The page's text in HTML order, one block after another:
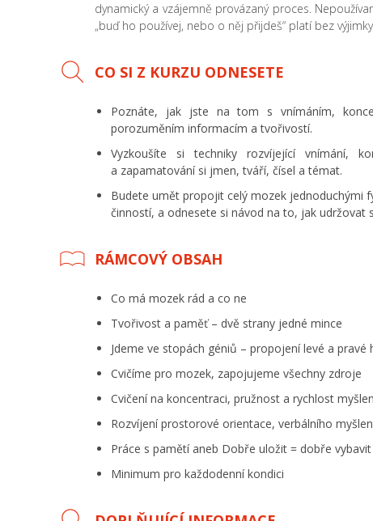
dynamický a vzájemně provázaný proces.
„buď ho používej, nebo o něj přijdeš“ platí bez
CO SI Z KURZU ODNESETE
Poznáte, jak jste na tom s vnímáním,
porozuměním informacím a tvořivostí.
Vyzkoušíte si techniky rozvíjející vnímání,
a zapamatování si jmen, tváří, čísel a témat.
Budete umět propojit celý mozek jednoduchými
činností, a odnesete si návod na to, jak udržovat
RÁMCOVÝ OBSAH
Co má mozek rád a co ne
Tvořivost a paměť – dvě strany jedné mince
Jdeme ve stopách géniů – propojení levé a pravé
Cvičíme pro mozek, zapojujeme všechny zdroje
Cvičení na koncentraci, pružnost a rychlost
Rozvíjení prostorové orientace, verbálního
Práce s pamětí aneb Dobře uložit = dobře
Minimum pro každodenní kondici